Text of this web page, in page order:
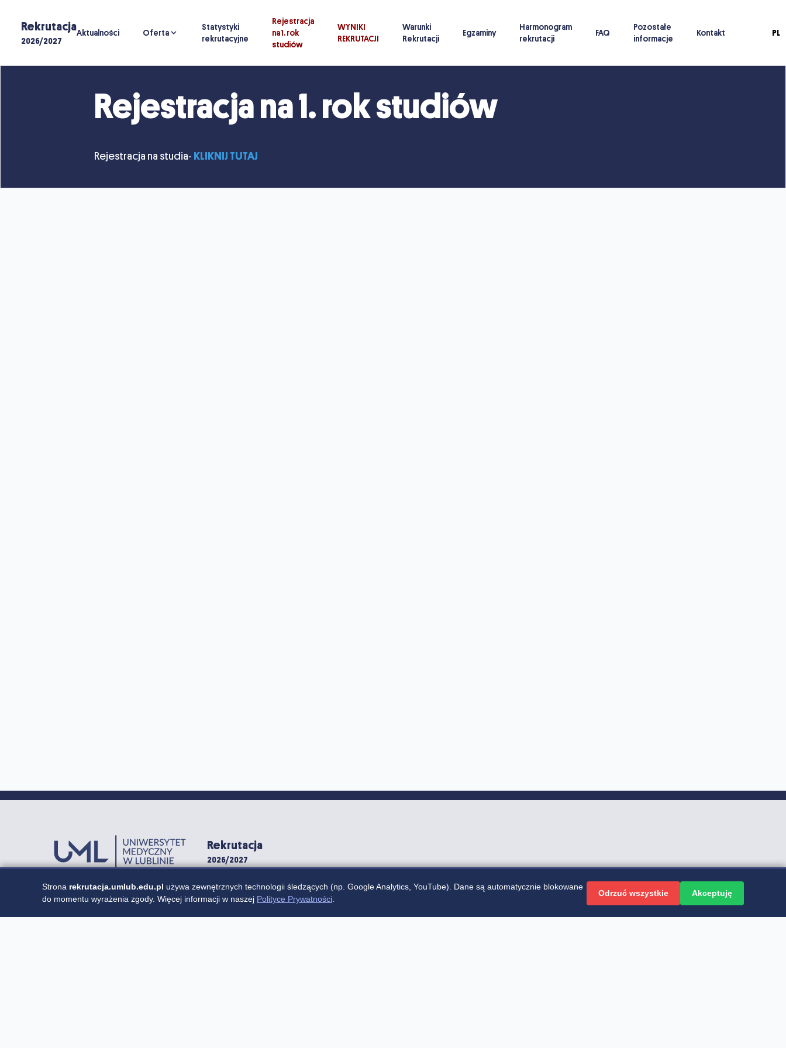
Strona rekrutacja.umlub.edu.pl używa zewnętrznych technologii śledzących (np. Google Analytics, YouTube). Dane są automatycznie blokowane
do momentu wyrażenia zgody. Więcej informacji w naszej Polityce Prywatności
Odrzuć wszystkie Akceptuję
Rekrutacja
2026/2027
Aktualności Oferta
Statystyki
rekrutacyjne
Rejestracja
na 1. rok
studiów
WYNIKI
REKRUTACJI
Warunki
Rekrutacji
Egzaminy
Harmonogram
rekrutacji
FAQ
Pozostałe
informacje
Kontakt PL
Rejestracja na 1. rok studiów
Rejestracja na studia- KLIKNIJ TUTAJ
Rekrutacja
2026/2027
+48 81448 5073 / +48 81448 5079